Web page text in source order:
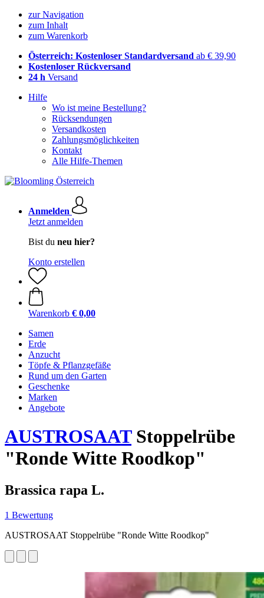
zur Navigation
zum Inhalt
zum Warenkorb
Österreich: Kostenloser Standardversand ab € 39,90
Kostenloser Rückversand
24 h Versand
Hilfe
Wo ist meine Bestellung?
Rücksendungen
Versandkosten
Zahlungsmöglichkeiten
Kontakt
Alle Hilfe-Themen
Anmelden
Jetzt anmelden
Bist du neu hier?
Konto erstellen
Warenkorb € 0,00
Samen
Erde
Anzucht
Töpfe & Pflanzgefäße
Rund um den Garten
Geschenke
Marken
Angebote
AUSTROSAATStoppelrübe
"Ronde Witte Roodkop"
Brassica rapa L.
1 Bewertung
AUSTROSAAT Stoppelrübe "Ronde Witte Roodkop"